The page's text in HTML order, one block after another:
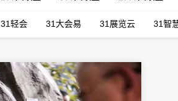
31轻会 31大会易 31展览云 31智